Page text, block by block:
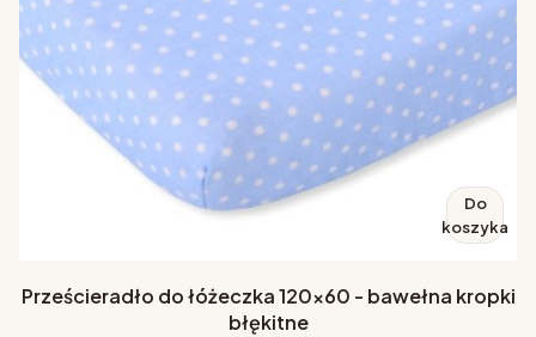
Do
koszyka
Prześcieradło do łóżeczka 120x60 - bawełna kropki
błękitne